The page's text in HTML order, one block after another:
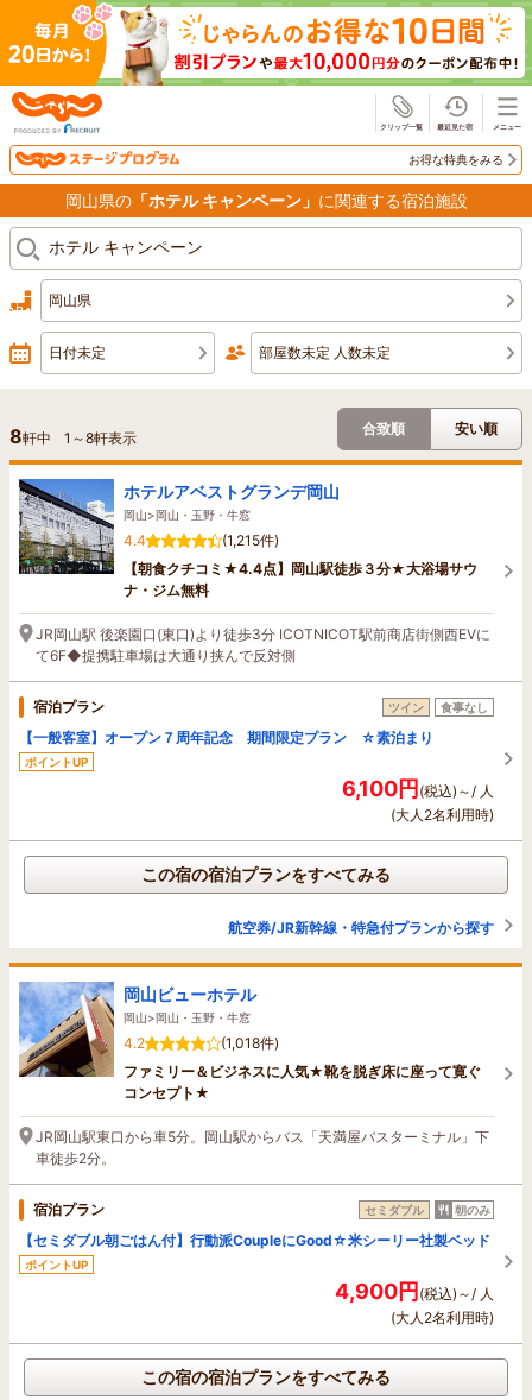
お得な特典をみる
岡山県の「ホテル キャンペーン」 に関連する宿泊施設
岡山県
日付未定 部屋数未定 人数未定
8軒中 1 ～8軒表示
合致順 安い順
ホテルアベストグランデ岡山
岡山>岡山・玉野・牛窓
4.4
(1,215件)
【朝食クチコミ★4.4点】岡山駅徒歩３分★大浴場サウ
ナ・ジム無料
JR岡山駅 後楽園口(東口)より徒歩3分 ICOTNICOT駅前商店街側西EVに
て6F◆提携駐車場は大通り挟んで反対側
宿泊プラン ツイン 食事なし
【一般客室】オープン７周年記念 期間限定プラン ☆素泊まり
ポイントUP
6,100円(税込)～/ 人
(大人2名利用時)
この宿の宿泊プランをすべてみる
航空券/JR新幹線・特急付プランから探す
岡山ビューホテル
岡山>岡山・玉野・牛窓
4.2
(1,018件)
ファミリー＆ビジネスに人気★靴を脱ぎ床に座って寛ぐ
コンセプト★
JR岡山駅東口から車5分。岡山駅からバス「天満屋バスターミナル」下
車徒歩2分。
宿泊プラン セミダブル 朝のみ
【セミダブル朝ごはん付】行動派CoupleにGood☆米シーリー社製ベッド
ポイントUP
4,900円(税込)～/ 人
(大人2名利用時)
この宿の宿泊プランをすべてみる